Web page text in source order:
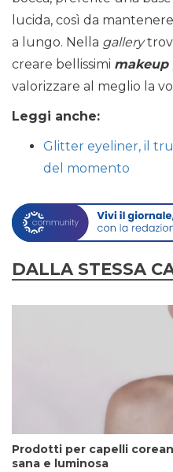
lucida, così da
a lungo. Nella gallery
creare bellissimi
valorizzare al meglio la
Leggi anche:
Glitter eyeliner, il
del momento
DALLA STESSA
Prodotti per capelli
sana e luminosa